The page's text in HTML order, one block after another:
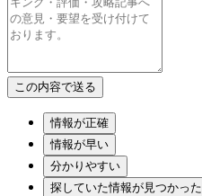
情報が正確
情報が早い
分かりやすい
探していた情報が見つかった